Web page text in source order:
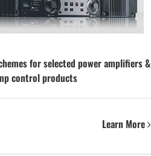
for selected power amplifiers &
control products
Learn More